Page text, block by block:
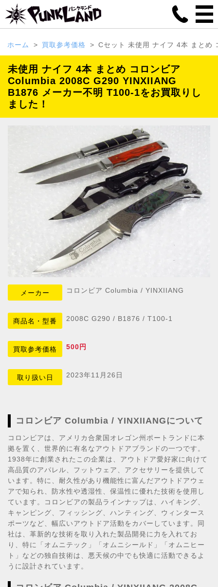
ホーム 買取参考価格 Cセット 未使用 ナイフ 4本 まと
未使用 ナイフ 4本 まとめ コロンビア
Columbia 2008C G290 YINXIIANG
B1876 メーカー不明 T100-1をお買取りし
ました！
メーカー コロンビア Columbia / YINXIIANG
商品名・型番 2008C G290 / B1876 / T100-1
買取参考価格 500円
取り扱い日 2023年11月26日
コロンビア Columbia / YINXIIANGについて
コロンビアは、アメリカ合衆国オレゴン州ポートランドに本
拠を置く、世界的に有名なアウトドアブランドの一つです。
1938年に創業されたこの企業は、アウトドア愛好家に向けて
高品質のアパレル、フットウェア、アクセサリーを提供して
います。特に、耐久性があり機能性に富んだアウトドアウェ
アで知られ、防水性や透湿性、保温性に優れた技術を使用し
ています。コロンビアの製品ラインナップは、ハイキング、
キャンピング、フィッシング、ハンティング、ウィンタース
ポーツなど、幅広いアウトドア活動をカバーしています。同
社は、革新的な技術を取り入れた製品開発に力を入れてお
り、特に「オムニテック」「オムニシールド」「オムニヒー
ト」などの独自技術は、悪天候の中でも快適に活動できるよ
うに設計されています。